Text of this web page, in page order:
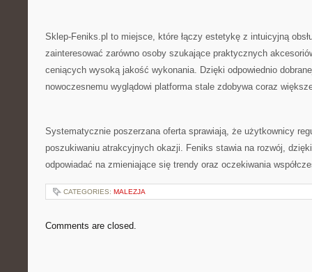
Sklep-Feniks.pl to miejsce, które łączy estetykę z intuicyjną
zainteresować zarówno osoby szukające praktycznych
ceniących wysoką jakość wykonania. Dzięki odpowiednio
nowoczesnemu wyglądowi platforma stale zdobywa coraz
Systematycznie poszerzana oferta sprawiają, że użytkownicy
poszukiwaniu atrakcyjnych okazji. Feniks stawia na rozwój,
odpowiadać na zmieniające się trendy oraz oczekiwania
CATEGORIES: MALEZJA
Comments are closed.